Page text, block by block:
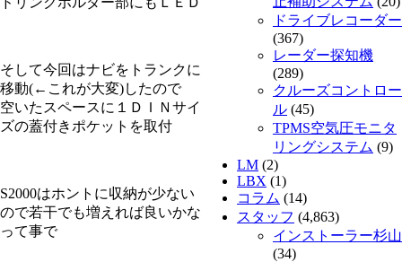
そして今回はナビをトランクに
移動(←これが大変)したので
空いたスペースに１ＤＩＮサイ
ズの蓋付きポケットを取付
S2000はホントに収納が少ない
ので若干でも増えれば良いかな
って事で
ドライブレコーダー
(367)
レーダー探知機
(289)
クルーズコントロー
ル (45)
TPMS空気圧モニタ
リングシステム (9)
LM (2)
LBX (1)
コラム (14)
スタッフ (4,863)
インストーラー杉山
(34)